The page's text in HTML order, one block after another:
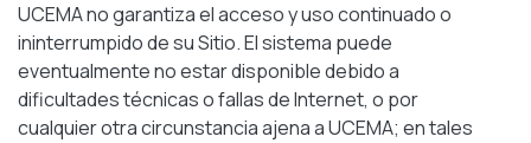
UCEMA no garantiza el acceso y uso continuado o
ininterrumpido de su Sitio. El sistema puede
eventualmente no estar disponible debido a
dificultades técnicas o fallas de Internet, o por
cualquier otra circunstancia ajena a UCEMA; en tales